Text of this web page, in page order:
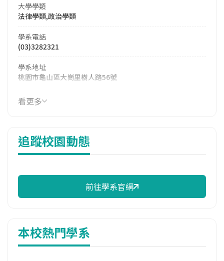
大學學類
法律學類,政治學類
學系電話
(03)3282321
學系地址
桃園市龜山區大崗里樹人路56號
看更多
追蹤校園動態
前往學系官網
本校熱門學系